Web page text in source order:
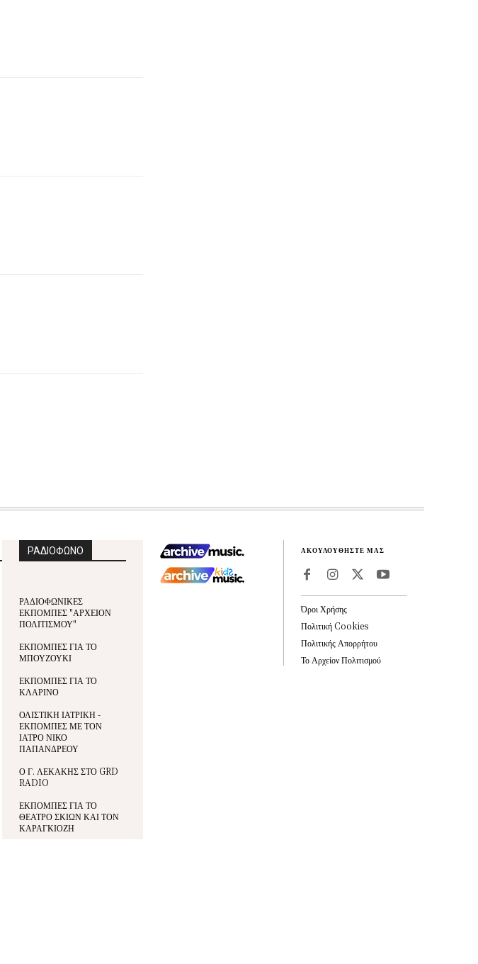
ΡΑΔΙΟΦΩΝΟ
ΡΑΔΙΟΦΩΝΙΚΕΣ
ΕΚΠΟΜΠΕΣ "ΑΡΧΕΙΟΝ
ΠΟΛΙΤΙΣΜΟΥ"
ΕΚΠΟΜΠΕΣ ΓΙΑ ΤΟ
ΜΠΟΥΖΟΥΚΙ
ΕΚΠΟΜΠΕΣ ΓΙΑ ΤΟ
ΚΛΑΡΙΝΟ
ΟΛΙΣΤΙΚΗ ΙΑΤΡΙΚΗ -
ΕΚΠΟΜΠΕΣ ΜΕ ΤΟΝ
ΙΑΤΡΟ ΝΙΚΟ
ΠΑΠΑΝΔΡΕΟΥ
Ο Γ. ΛΕΚΑΚΗΣ ΣΤΟ GRD
RADIO
ΕΚΠΟΜΠΕΣ ΓΙΑ ΤΟ
ΘΕΑΤΡΟ ΣΚΙΩΝ ΚΑΙ ΤΟΝ
ΚΑΡΑΓΚΙΟΖΗ
ΑΚΟΥΛΟΥΘΗΣΤΕ ΜΑΣ
Όροι Χρήσης
Πολιτική Cookies
Πολιτικής Απορρήτου
Το Αρχείον Πολιτισμού